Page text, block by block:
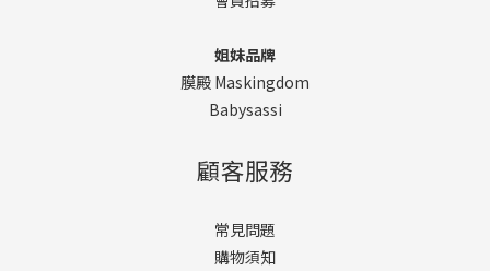
姐妹品牌
膜殿 Maskingdom
Babysassi
顧客服務
常見問題
購物須知